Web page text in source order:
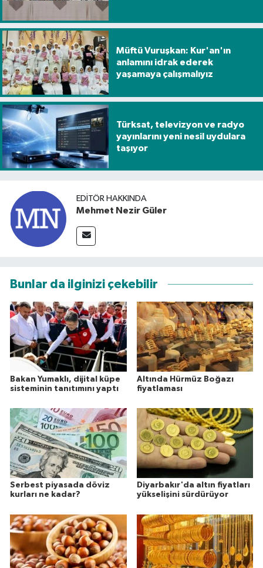
Müftü Vuruşkan: Kur'an'ın
anlamını idrak ederek
yaşamaya çalışmalıyız
Türksat, televizyon ve radyo
yayınlarını yeni nesil uydulara
taşıyor
EDITÖR HAKKINDA
Mehmet Nezir Güler
Bunlar da ilginizi çekebilir
Bakan Yumaklı, dijital küpe
sisteminin tanıtımını yaptı
Altında Hürmüz Boğazı
fiyatlaması
Serbest piyasada döviz
kurları ne kadar?
Diyarbakır'da altın fiyatları
yükselişini sürdürüyor